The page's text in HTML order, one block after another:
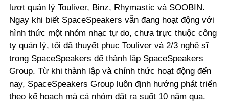
lượt quản lý Touliver, Binz, Rhymastic và SOOBIN.
Ngay khi biết SpaceSpeakers vẫn đang hoạt động với
hình thức một nhóm nhạc tự do, chưa trực thuộc công
ty quản lý, tôi đã thuyết phục Touliver và 2/3 nghệ sĩ
trong SpaceSpeakers để thành lập SpaceSpeakers
Group. Từ khi thành lập và chính thức hoạt động đến
nay, SpaceSpeakers Group luôn định hướng phát triển
theo kế hoạch mà cả nhóm đặt ra suốt 10 năm qua.